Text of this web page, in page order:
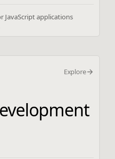
JavaScript applications
Explore